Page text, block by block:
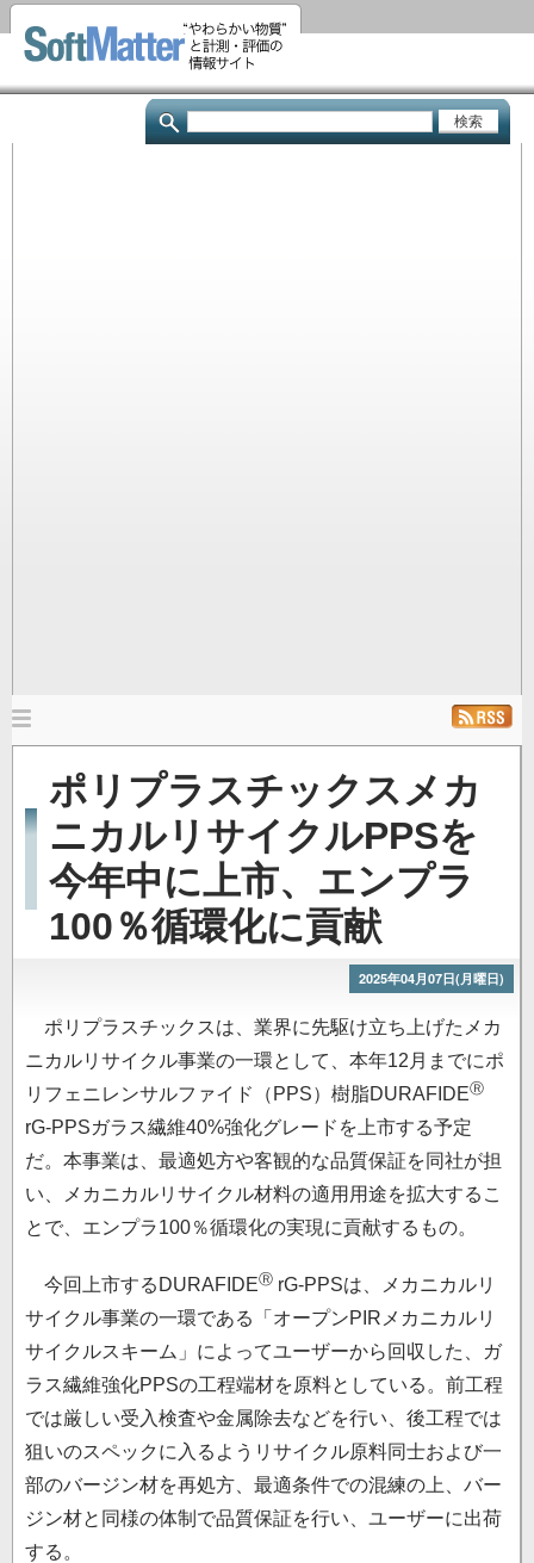
イ
コ
ン
テ
メ
ナ
ポリプラスチックスメカ
ニカルリサイクルPPSを
今年中に上市、エンプラ
100％循環化に貢献
2025年04月07日(月曜日)
ポリプラスチックスは、業界に先駆け立ち上げたメカ
ニカルリサイクル事業の一環として、本年12月までにポ
リフェニレンサルファイド（PPS）樹脂DURAFIDEⓇ
rG-PPSガラス繊維40%強化グレードを上市する予定
だ。本事業は、最適処方や客観的な品質保証を同社が担
い、メカニカルリサイクル材料の適用用途を拡大するこ
とで、エンプラ100％循環化の実現に貢献するもの。
今回上市するDURAFIDEⓇ rG-PPSは、メカニカルリ
サイクル事業の一環である「オープンPIRメカニカルリ
サイクルスキーム」によってユーザーから回収した、ガ
ラス繊維強化PPSの工程端材を原料としている。前工程
では厳しい受入検査や金属除去などを行い、後工程では
狙いのスペックに入るようリサイクル原料同士および一
部のバージン材を再処方、最適条件での混練の上、バー
ジン材と同様の体制で品質保証を行い、ユーザーに出荷
する。